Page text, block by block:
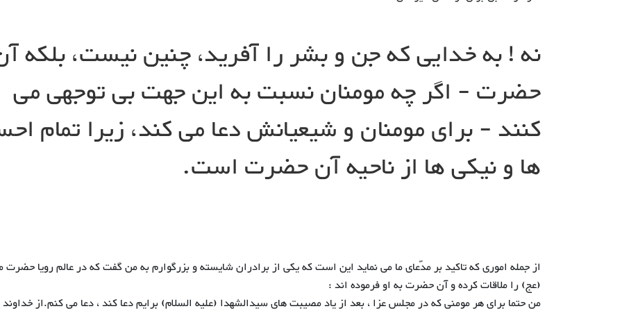
نه ! به خدایی که جن و بشر را آفرید، چنین نیست، بلکه
حضرت - اگر چه مومنان نسبت به این جهت بی توجهی می
کنند - برای مومنان و شیعیانش دعا می کند، زیرا تمام
ها و نیکی ها از ناحیه آن حضرت است.
از جمله اموری که تاکید بر مدّعای ما می نماید این است که یکی از برادران شایسته و بزرگوارم به من گفت که در عالم رویا حضرت
(عج) را ملاقات کرده و آن حضرت به او فرموده اند :
من حتما برای هر مومنی که در مجلس عزا ، بعد از یاد مصیبت های سیدالشهدا (علیه السلام) برایم دعا کند ، دعا می کنم.از خداوند